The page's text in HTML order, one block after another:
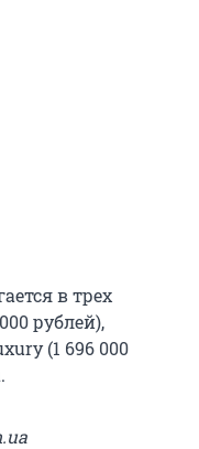
в трех
рублей),
(1 696 000